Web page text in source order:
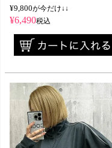
¥9,800が今だけ↓↓
¥6,490税込